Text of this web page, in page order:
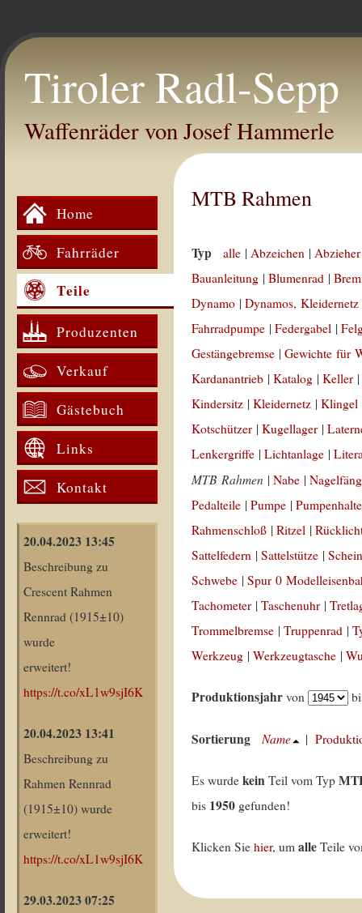
Tiroler Radl-Sepp
Waffenräder von Josef Hammerle
Home
Fahrräder
Teile
Produzenten
Verkauf
Gästebuch
Links
Kontakt
20.04.2023 13:45
Beschreibung zu
Crescent Rahmen
Rennrad (1915±10)
wurde
erweitert!
https://t.co/xL1w9sjI6K
20.04.2023 13:41
Beschreibung zu
Rahmen Rennrad
(1915±10) wurde
erweitert!
https://t.co/xL1w9sjI6K
29.03.2023 07:25
MTB Rahmen
Typ alle |Abzeichen |
Bauanleitung |Blumenrad |
Dynamo |Dynamos, Kleidernetz
Fahrradpumpe |Federgabel |
Gestängebremse |Gewichte für
Kardanantrieb |Katalog |Keller
Kindersitz |Kleidernetz |Klingel
Kotschützer |Kugellager |
Lenkergriffe |Lichtanlage |
MTB Rahmen |Nabe |
Pedalteile |Pumpe |
Rahmenschloß |Ritzel |
Sattelfedern |Sattelstütze |
Schwebe |Spur 0
Tachometer |Taschenuhr |
Trommelbremse |Truppenrad |
Werkzeug |Werkzeugtasche |
Produktionsjahr von
Sortierung Name |
Es wurdekein Teil vom Typ
bis 1950 gefunden!
Klicken Siehier, umalle Teile